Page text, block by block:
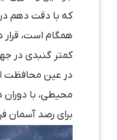
که با دقت دهم
همگام است، قرار
کمتر گنبدی در
در عین محافظت
محیطی، با دوران
برای رصد آسمان